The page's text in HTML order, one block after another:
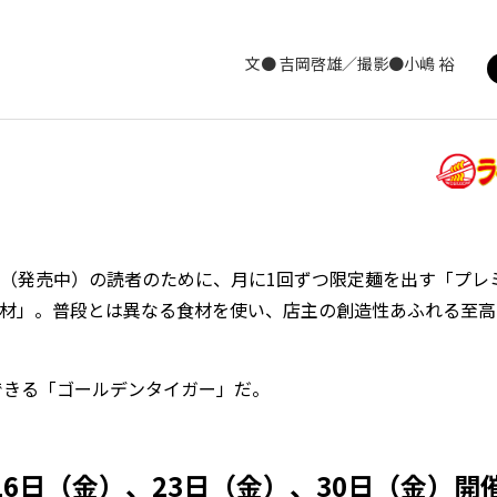
文● 吉岡啓雄／撮影●小嶋 裕
売中）の読者のために、月に1回ずつ限定麺を出す「プレ
」。普段とは異なる食材を使い、店主の創造性あふれる至
「ゴールデンタイガー」だ。
（金）、23日（金）、30日（金）開